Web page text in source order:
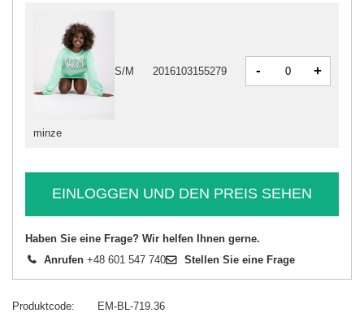
minze
S/M 2016103155279 - +
EINLOGGEN UND DEN PREIS SEHEN
Haben Sie eine Frage? Wir helfen Ihnen gerne.
Anrufen +48 601 547 740 Stellen Sie eine Frage
Produktcode
EM-BL-719.36